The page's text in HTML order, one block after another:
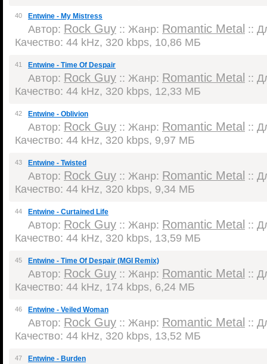
40 Entwine - My Mistress
Автор: Rock Guy :: Жанр: Romantic Metal ::
Качество: 44 kHz, 320 kbps, 10,86 МБ
41 Entwine - Time Of Despair
Автор: Rock Guy :: Жанр: Romantic Metal ::
Качество: 44 kHz, 320 kbps, 12,33 МБ
42 Entwine - Oblivion
Автор: Rock Guy :: Жанр: Romantic Metal ::
Качество: 44 kHz, 320 kbps, 9,97 МБ
43 Entwine - Twisted
Автор: Rock Guy :: Жанр: Romantic Metal ::
Качество: 44 kHz, 320 kbps, 9,34 МБ
44 Entwine - Curtained Life
Автор: Rock Guy :: Жанр: Romantic Metal ::
Качество: 44 kHz, 320 kbps, 13,59 МБ
45 Entwine - Time Of Despair (MGI Remix)
Автор: Rock Guy :: Жанр: Romantic Metal ::
Качество: 44 kHz, 174 kbps, 6,24 МБ
46 Entwine - Veiled Woman
Автор: Rock Guy :: Жанр: Romantic Metal ::
Качество: 44 kHz, 320 kbps, 13,52 МБ
47 Entwine - Burden